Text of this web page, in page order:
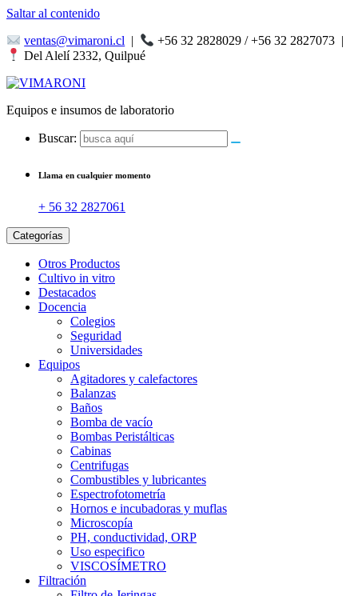
Saltar al contenido
ventas@vimaroni.cl | +56 32 2828029 / +56 32 2827073 |
Del Alelí 2332, Quilpué
Equipos e insumos de laboratorio
Buscar:
Llama en cualquier momento
+ 56 32 2827061
Categorías
Otros Productos
Cultivo in vitro
Destacados
Docencia
Colegios
Seguridad
Universidades
Equipos
Agitadores y calefactores
Balanzas
Baños
Bomba de vacío
Bombas Peristálticas
Cabinas
Centrifugas
Combustibles y lubricantes
Espectrofotometría
Hornos e incubadoras y muflas
Microscopía
PH, conductividad, ORP
Uso especifico
VISCOSÍMETRO
Filtración